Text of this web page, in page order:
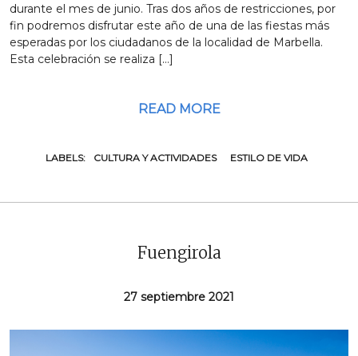
durante el mes de junio. Tras dos años de restricciones, por
fin podremos disfrutar este año de una de las fiestas más
esperadas por los ciudadanos de la localidad de Marbella.
Esta celebración se realiza […]
READ MORE
LABELS: CULTURA Y ACTIVIDADES ESTILO DE VIDA
Fuengirola
27 septiembre 2021